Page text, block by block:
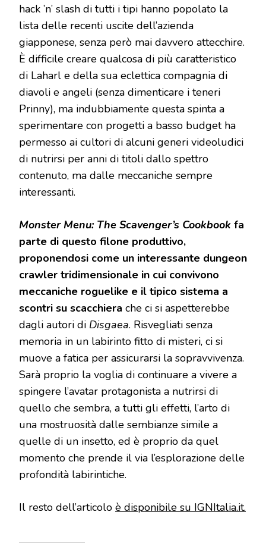
hack ’n’ slash di tutti i tipi hanno popolato la
lista delle recenti uscite dell’azienda
giapponese, senza però mai davvero attecchire.
È difficile creare qualcosa di più caratteristico
di Laharl e della sua eclettica compagnia di
diavoli e angeli (senza dimenticare i teneri
Prinny), ma indubbiamente questa spinta a
sperimentare con progetti a basso budget ha
permesso ai cultori di alcuni generi videoludici
di nutrirsi per anni di titoli dallo spettro
contenuto, ma dalle meccaniche sempre
interessanti.
Monster Menu: The Scavenger’s Cookbook fa
parte di questo filone produttivo,
proponendosi come un interessante dungeon
crawler tridimensionale in cui convivono
meccaniche roguelike e il tipico sistema a
scontri su scacchiera che ci si aspetterebbe
dagli autori di Disgaea. Risvegliati senza
memoria in un labirinto fitto di misteri, ci si
muove a fatica per assicurarsi la sopravvivenza.
Sarà proprio la voglia di continuare a vivere a
spingere l’avatar protagonista a nutrirsi di
quello che sembra, a tutti gli effetti, l’arto di
una mostruosità dalle sembianze simile a
quelle di un insetto, ed è proprio da quel
momento che prende il via l’esplorazione delle
profondità labirintiche.
Il resto dell’articolo è disponibile su IGNItalia.it.